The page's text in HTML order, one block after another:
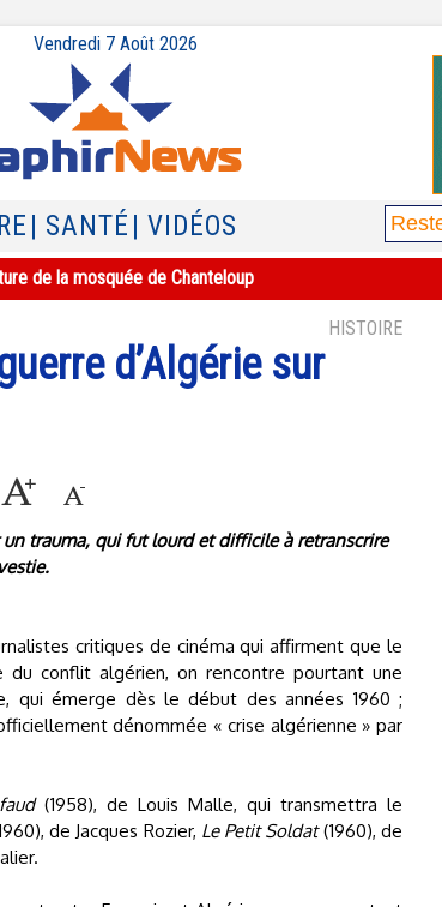
Vendredi 7 Août 2026
| SANTÉ | VIDÉOS
de la mosquée de Chanteloup
HISTOIRE
d’Algérie sur
trauma, qui fut lourd et difficile à retranscrire
critiques de cinéma qui affirment que le
du conflit algérien, on rencontre pourtant une
qui émerge dès le début des années 1960 ;
dénommée « crise algérienne » par
(1958), de Louis Malle, qui transmettra le
de Jacques Rozier, Le Petit Soldat(1960), de